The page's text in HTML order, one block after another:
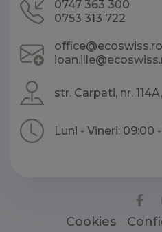
0747 363 300
0753 313 722
office@ecoswiss.ro
str. Carpati, nr.
Luni - Vineri: 09:00 -
Cookies